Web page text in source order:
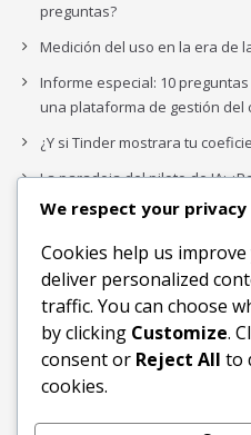
preguntas?
Medición del uso en la era de
Informe especial: 10
una plataforma de gestión del
¿Y si Tinder mostrara tu
La paradoja del piloto de IA:
complejidad de la IA
Los organigramas de
IA acaba de dejarlos obsoletos.
Buscar
We respect your privacy
Cookies help us
deliver personalized
traffic. You can choose
by clicking Customize.
consent or Reject All to
cookies.